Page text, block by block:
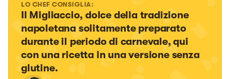
LO CHEF CONSIGLIA:
Il Migliaccio, dolce della tradizione
napoletana solitamente preparato
durante il periodo di carnevale, qui
con una ricetta in una versione senza
glutine.